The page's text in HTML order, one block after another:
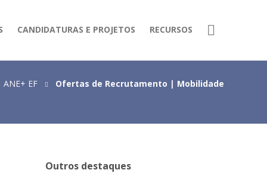
CANDIDATURAS E PROJETOS RECURSOS
ANE+ EF Ofertas de Recrutamento | Mobilidade
Outros destaques